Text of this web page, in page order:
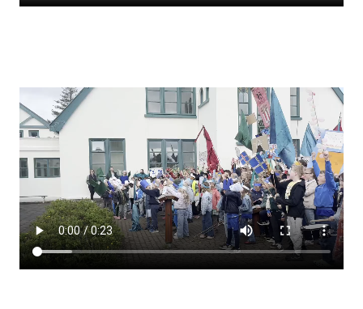
Stundaskrár
Valgreinar
Umsókn um val utanskóla
Foreldrafélag